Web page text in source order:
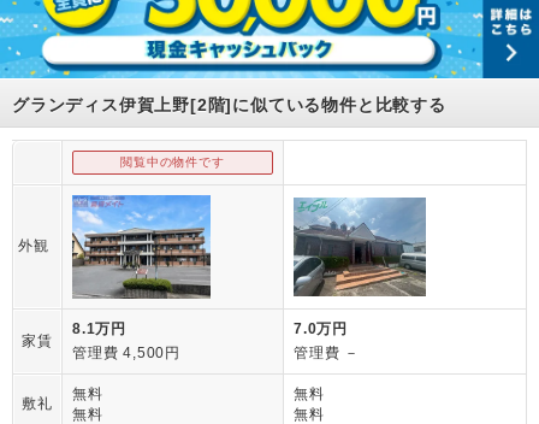
グランディス伊賀上野[2階]に似ている物件と比較する
閲覧中の物件です
外観
家賃
8.1万円
管理費 4,500円
7.0万円
管理費 －
敷礼
無料
無料
無料
無料